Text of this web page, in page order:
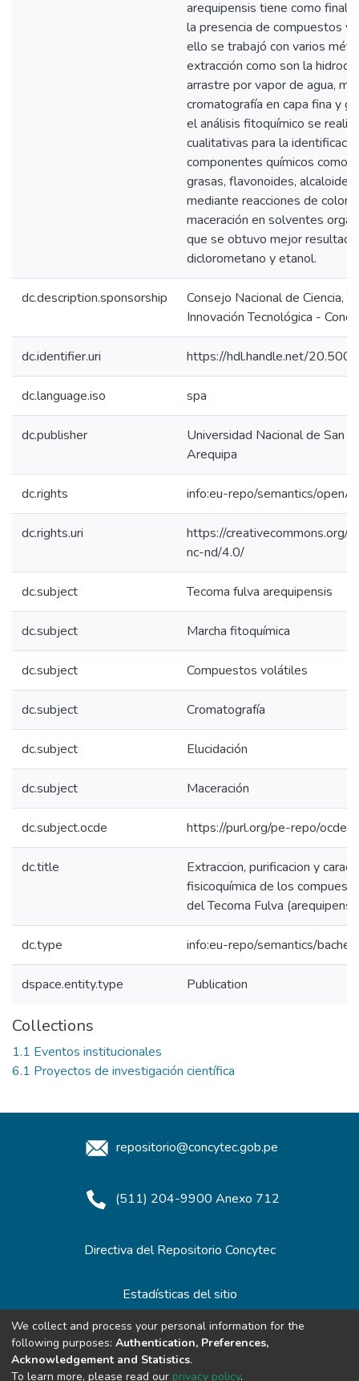
arequipensis tiene como
la presencia de compuestos
ello se trabajó con varios
extracción como son la
arrastre por vapor de agua,
cromatografía en capa fina y
el análisis fitoquímico se
cualitativas para la
componentes químicos como
grasas, flavonoides, alcaloides
mediante reacciones de
maceración en solventes
que se obtuvo mejor
diclorometano y etanol.
dc.description.sponsorship
Consejo Nacional de Ciencia,
Innovación Tecnológica -
dc.identifier.uri https://hdl.handle.net/
dc.language.iso spa
dc.publisher
Universidad Nacional de San
Arequipa
dc.rights info:eu-repo/semantics/
dc.rights.uri
https://creativecommons.org/
nc-nd/4.0/
dc.subject Tecoma fulva arequipensis
dc.subject Marcha fitoquímica
dc.subject Compuestos volátiles
dc.subject Cromatografía
dc.subject Elucidación
dc.subject Maceración
dc.subject.ocde https://purl.org/pe-repo/ocde/
dc.title
Extraccion, purificacion y
fisicoquímica de los
del Tecoma Fulva
dc.type info:eu-repo/semantics/
dspace.entity.type Publication
Collections
1.1 Eventos institucionales
6.1 Proyectos de investigación científica
repositorio@concytec.gob.pe
(511) 204-9900 Anexo 712
Directiva del Repositorio Concytec
Estadísticas del sitio
Redes de Repositorios
We collect and process your personal information for the
following purposes: Authentication, Preferences,
Acknowledgement and Statistics.
To learn more, please read our privacy policy.